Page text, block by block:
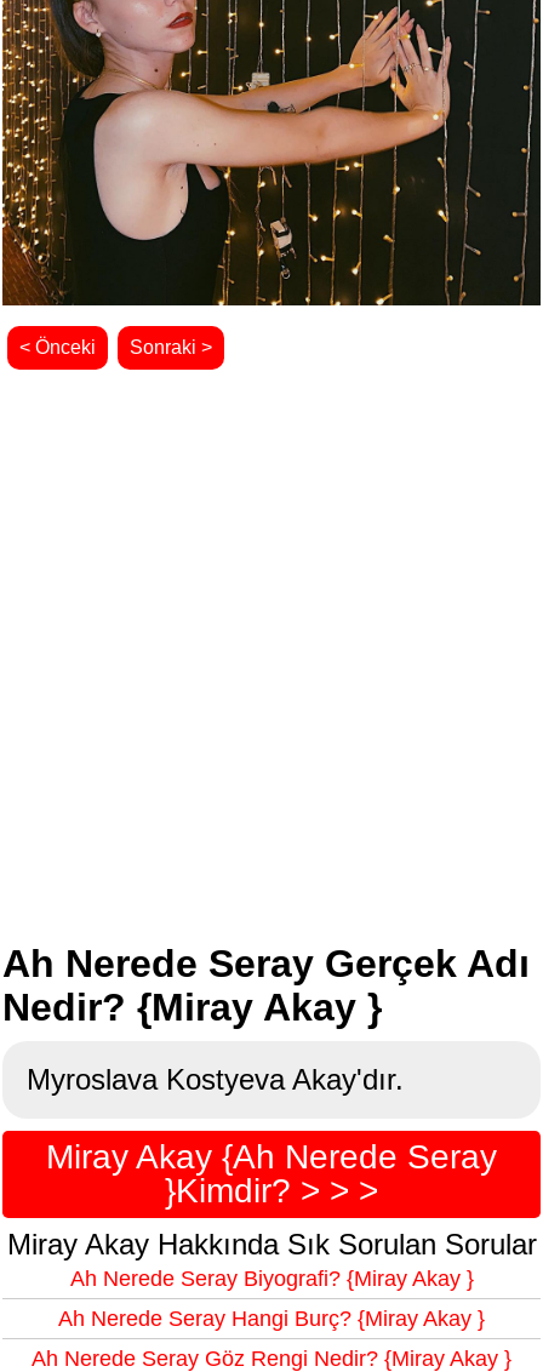
< Önceki Sonraki >
Ah Nerede Seray Gerçek Adı
Nedir? {Miray Akay }
Myroslava Kostyeva Akay'dır.
Miray Akay {Ah Nerede Seray
}Kimdir? > > >
Miray Akay Hakkında Sık Sorulan Sorular
Ah Nerede Seray Biyografi? {Miray Akay }
Ah Nerede Seray Hangi Burç? {Miray Akay }
Ah Nerede Seray Göz Rengi Nedir? {Miray Akay }